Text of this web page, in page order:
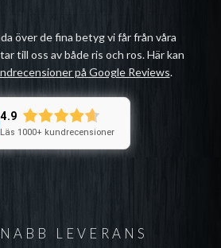
LEVERANS
över de fina betyg vi får från våra
till oss av både ris och ros. Här kan
på Google Reviews.
4.9
Läs 1000+ kundrecensioner